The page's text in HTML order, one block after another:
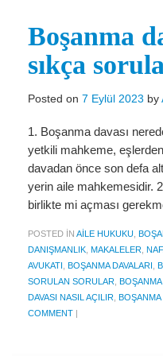
İcra Ve İflas Hukuku
Gayrimenkul hukuku
Ticaret Hukuku
İdare ve Vergi Hukuku
Basında Derya Kuşaslan
HESAPLAMA ARAÇLARI
İhbar Tazminatı Hesaplama
Kıdem Tazminatı Hesaplama
Fazla Mesai Hesaplama
İşsizlik Maaşı Hesaplama
Boşanma
sıkça
Posted on 7 Eylül 2023 by
1. Boşanma davası
yetkili mahkeme,
davadan önce son defa
yerin aile mahkemesidir.
birlikte mi açması
POSTED IN AILE HUKUKU
DANIŞMANLIK MAKALELER
AVUKATI BOŞANMA DAVALARI
SORULAN SORULAR
DAVASI NASIL AÇILIR BOŞANMA
COMMENT |